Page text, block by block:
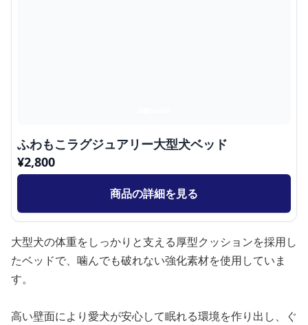
ふわもこラグジュアリー大型犬ベッド
¥2,800
商品の詳細を見る
大型犬の体重をしっかりと支える厚型クッションを採用し
たベッドで、噛んでも破れない強化素材を使用していま
す。
高い壁面により愛犬が安心して眠れる環境を作り出し、ぐ